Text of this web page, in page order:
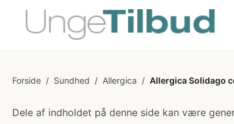
Forside / Sundhed / Allergica / Allergica Solidago
Dele af indholdet på denne side kan være